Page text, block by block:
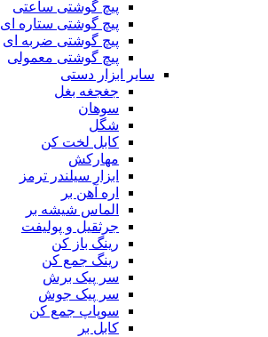
پیچ گوشتی ساعتی
پیچ گوشتی ستاره ای
پیچ گوشتی ضربه ای
پیچ گوشتی معمولی
سایر ابزار دستی
جغجغه بغل
سوهان
شگل
کابل لخت کن
مهارکش
ابزار سیلندر ترمز
اره آهن بر
الماس شیشه بر
جرثقیل و پولیفت
رینگ باز کن
رینگ جمع کن
سر پیک برش
سر پیک جوش
سوپاپ جمع کن
کابل بر